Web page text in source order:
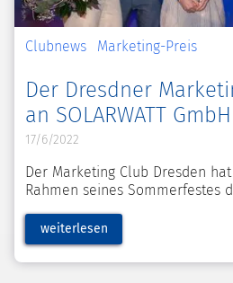
Clubnews Marketing-Preis
Der Dresdner
an SOLARWATT GmbH
17/6/2022
Der Marketing Club Dresden
Rahmen seines Sommerfestes
weiterlesen